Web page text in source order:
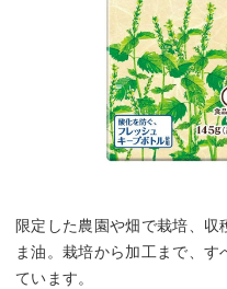
限定した農園や畑で栽培、
ま油。栽培から加工まで、
ています。